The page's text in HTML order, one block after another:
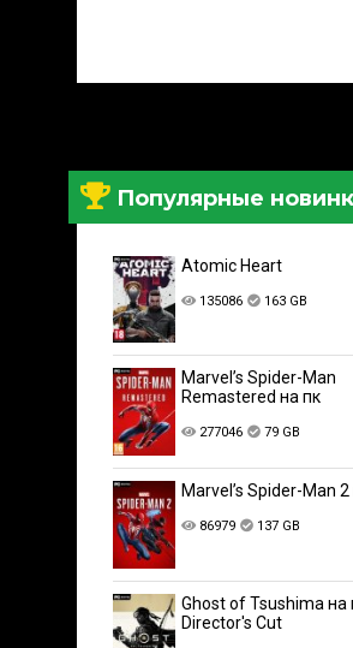
Популярные
Atomic Heart
135086 163 GB
Marvel’s Spider-Man
Remastered на пк
277046 79 GB
Marvel’s Spider-Man
86979 137 GB
Ghost of Tsushima на
Director's Cut